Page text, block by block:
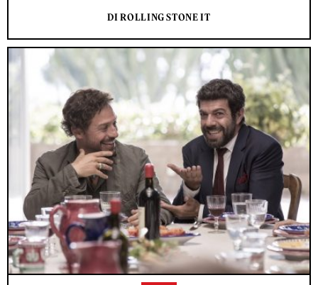
DI ROLLING STONE IT